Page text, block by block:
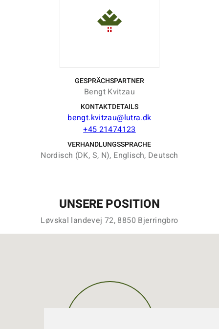
GESPRÄCHSPARTNER
Bengt Kvitzau
KONTAKTDETAILS
bengt.kvitzau@lutra.dk
+45 21474123
VERHANDLUNGSSPRACHE
Nordisch (DK, S, N), Englisch, Deutsch
UNSERE POSITION
Løvskal landevej 72, 8850 Bjerringbro